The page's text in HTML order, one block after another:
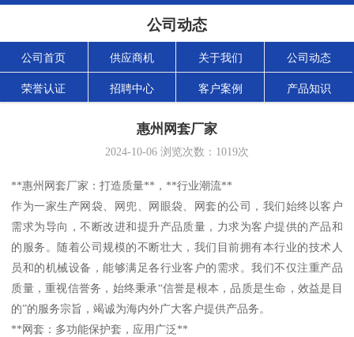
公司动态
公司首页 供应商机 关于我们 公司动态
荣誉认证 招聘中心 客户案例 产品知识
惠州网套厂家
2024-10-06 浏览次数： 1019次
**惠州网套厂家：打造质量**，**行业潮流**
作为一家生产网袋、网兜、网眼袋、网套的公司，我们始终以客户
需求为导向，不断改进和提升产品质量，力求为客户提供的产品和
的服务。随着公司规模的不断壮大，我们目前拥有本行业的技术人
员和的机械设备，能够满足各行业客户的需求。我们不仅注重产品
质量，重视信誉务，始终秉承“信誉是根本，品质是生命，效益是目
的”的服务宗旨，竭诚为海内外广大客户提供产品务。
**网套：多功能保护套，应用广泛**